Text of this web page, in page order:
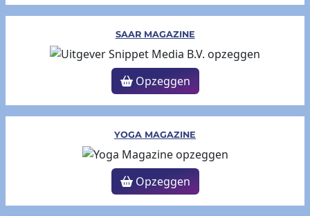
SAAR MAGAZINE
Opzeggen
YOGA MAGAZINE
Opzeggen